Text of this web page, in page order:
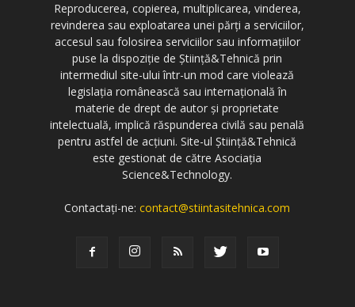
Reproducerea, copierea, multiplicarea, vinderea,
revinderea sau exploatarea unei părți a serviciilor,
accesul sau folosirea serviciilor sau informațiilor
puse la dispoziție de Știință&Tehnică prin
intermediul site-ului într-un mod care violează
legislația românească sau internațională în
materie de drept de autor și proprietate
intelectuală, implică răspunderea civilă sau penală
pentru astfel de acțiuni. Site-ul Știință&Tehnică
este gestionat de către Asociația
Science&Technology.
Contactați-ne:contact@stiintasitehnica.com